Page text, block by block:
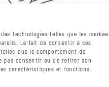
technologies telles que les cookies
Le fait de consentir à ces
que le comportement de
pas consentir ou de retirer son
caractéristiques et fonctions.